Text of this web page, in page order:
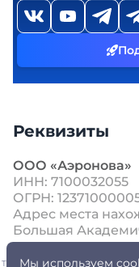
Мы используем
Реквизиты
ООО «Аэронова»
ИНН: 7100032055
ОГРН:
Адрес места
Большая
This site is protected by